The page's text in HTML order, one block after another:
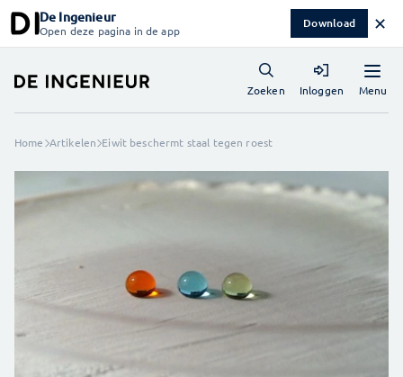
De Ingenieur
Open deze pagina in de app Download ✕
Menu
Zoeken Inloggen
Home Artikelen Eiwit beschermt staal tegen roest